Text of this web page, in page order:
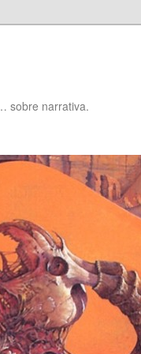
sobre narrativa.